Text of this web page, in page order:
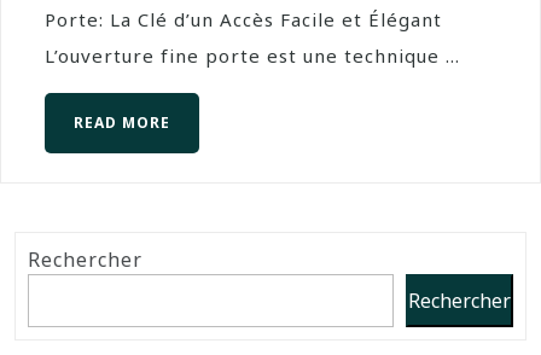
Porte: La Clé d’un Accès Facile et Élégant
L’ouverture fine porte est une technique ...
READ MORE
Rechercher
Rechercher